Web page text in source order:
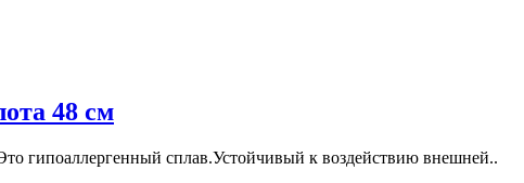
48 см
гипоаллергенный сплав.Устойчивый к воздействию внешней..